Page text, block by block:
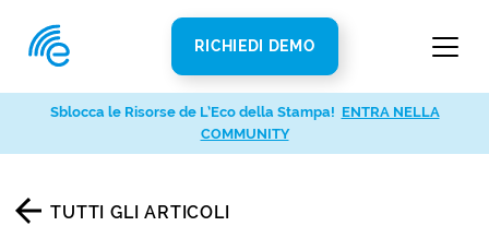
RICHIEDI DEMO
TUTTI GLI ARTICOLI
Sblocca le Risorse de L’Eco della Stampa! ENTRA NELLA
COMMUNITY